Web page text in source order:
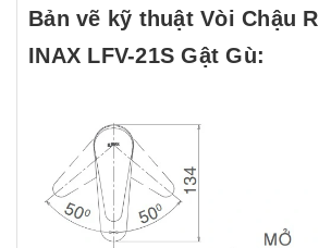
Bản vẽ kỹ thuật Vòi Chậu
INAX LFV-21S Gật Gù: